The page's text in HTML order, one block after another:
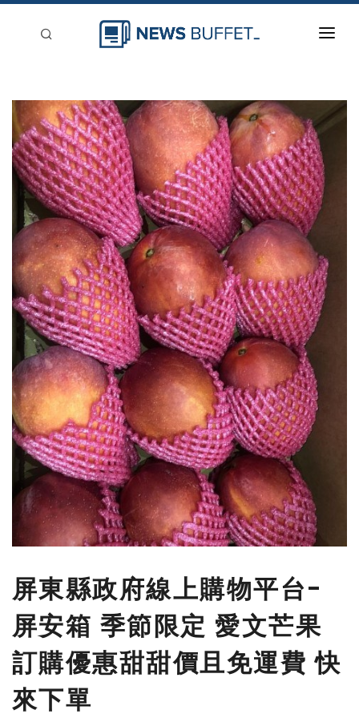
新聞稿分類
登入
刊登
屏東縣政府線上購物平台-
屏安箱 季節限定 愛文芒果
訂購優惠甜甜價且免運費 快
來下單